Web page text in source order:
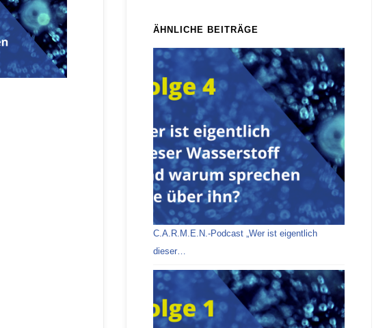
ÄHNLICHE BEITRÄGE
C.A.R.M.E.N.-Podcast „Wer ist eigentlich
dieser…